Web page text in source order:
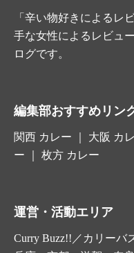
「辛い物好きによるレ
手な女性によるレビュ
ログです。
編集部おすすめリン
関西 カレー 大阪 カ
ー ｜ 枚方 カレー
運営・活動エリア
Curry Buzz!!／カリーバ